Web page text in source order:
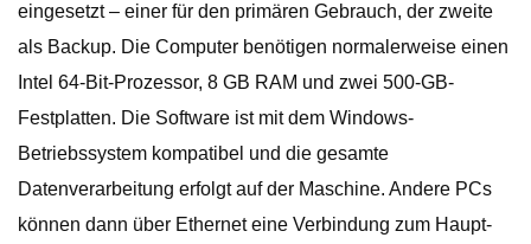
eingesetzt – einer für den primären Gebrauch, der zweite
als Backup. Die Computer benötigen normalerweise einen
Intel 64-Bit-Prozessor, 8 GB RAM und zwei 500-GB-
Festplatten. Die Software ist mit dem Windows-
Betriebssystem kompatibel und die gesamte
Datenverarbeitung erfolgt auf der Maschine. Andere PCs
können dann über Ethernet eine Verbindung zum Haupt-